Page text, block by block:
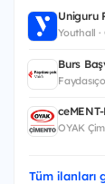
Uniguru
Youthall ·
Burs
OYAK
Tüm ilanları